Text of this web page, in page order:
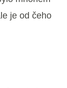
je od čeho